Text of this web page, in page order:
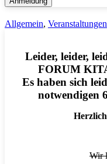
Allgemein, Veranstaltungen
Leider, leider,
FORUM
Es haben sich
notwendigen
Wir